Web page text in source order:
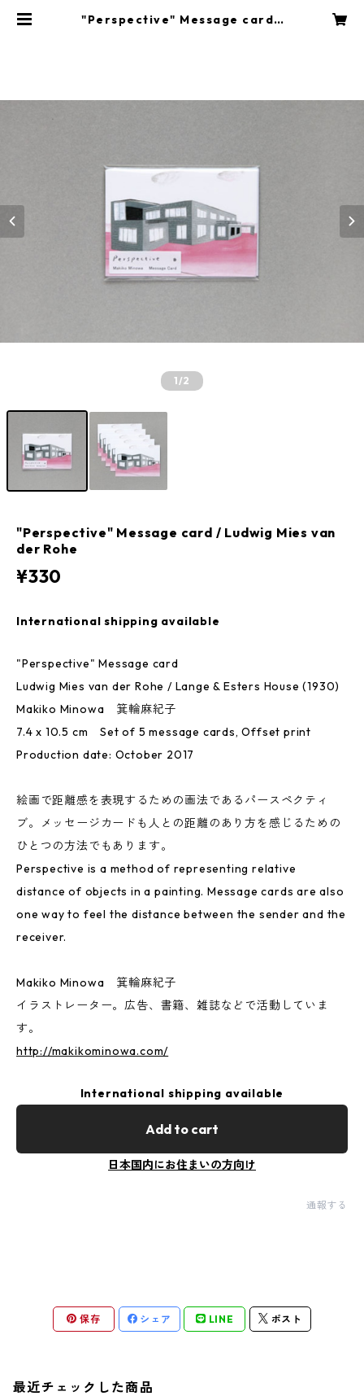
"Perspective" Message card /
1/2
"Perspective" Message card / Ludwig Mies van
der Rohe
¥330
International shipping available
"Perspective" Message card
Ludwig Mies van der Rohe / Lange & Esters House (1930)
Makiko Minowa 箕輪麻紀子
7.4 x 10.5 cm Set of 5 message cards, Offset print
Production date: October 2017
絵画で距離感を表現するための画法であるパースペクティ
ブ。メッセージカードも人との距離のあり方を感じるための
ひとつの方法でもあります。
Perspective is a method of representing relative
distance of objects in a painting. Message cards are also
one way to feel the distance between the sender and the
receiver.
Makiko Minowa 箕輪麻紀子
イラストレーター。広告、書籍、雑誌などで活動していま
す。
http://makikominowa.com/
International shipping available
Add to cart
日本国内にお住まいの方向け
通報する
保存 シェア LINE ポスト
最近チェックした商品